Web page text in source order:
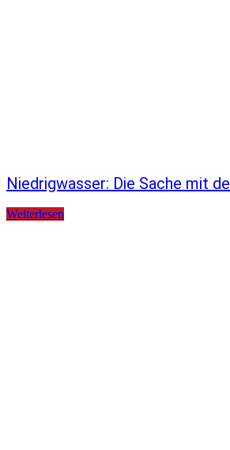
Niedrigwasser: Die Sache mit
Weiterlesen